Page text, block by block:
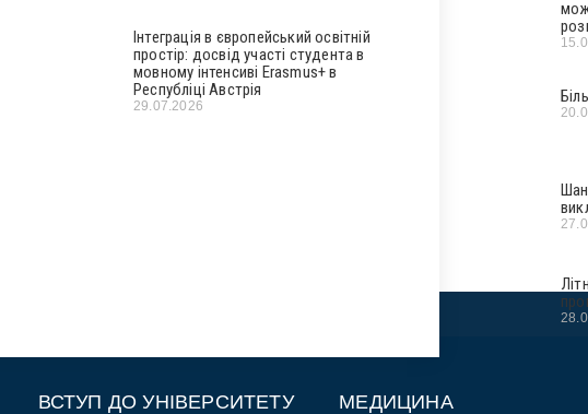
Інтеграція в європейський освітній
простір: досвід участі студента в
мовному інтенсиві Erasmus+ в
Республіці Австрія
29.07.2026
ВСТУП ДО УНІВЕРСИТЕТУ МЕДИЦИНА